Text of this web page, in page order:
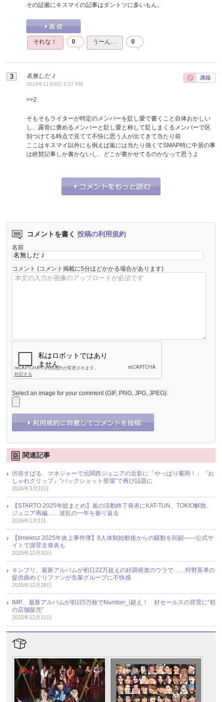
その証拠にキスマイの記事はダントツに多いもん。
それな！ 0 うーん… 0
名無しだＪ
2016年11月6日 5:37 PM
>>2
そもそもライターが特定のメンバーを貶し愛で書くこと自体おかしい
し、露骨に褒めるメンバーと貶し愛と称して貶しまくるメンバーで区
別つけてる時点で見てて不快に思う人が出てきて当たり前
ここはキスマイ以外にも例えば嵐には当たり強くてSMAP特に中居の事
は絶賛記事しか書かないし、どこが書かせてるのかなって思うよ
0 うーん… 0
コメントを書く 投稿の利用規約
名前
コメント (コメント掲載に5分ほどかかる場合があります)
Select an image for your comment (GIF, PNG, JPG, JPEG):
関連記事
渋谷すばる、マネジャーで元関西ジュニアの近影に「やっぱり菊岡！」『お
しゃれクリップ』“バックショット登場”で再び話題に
2026年3月22日
【STARTO 2025年総まとめ】嵐の活動終了発表にKAT-TUN、TOKIO解散、
ジュニア再編……波乱の一年を振り返る
2026年1月1日
【timelesz 2025年炎上事件簿】8人体制始動後からの騒動を回顧――公式サ
イトで謝罪文発表も
2025年12月31日
キンプリ、最新アルバムが初日22万超えの好調発進のウラで……狩野英孝の
提供曲めぐりファンが先輩グループに不快感
2025年12月28日
IMP.、最新アルバムが初日5万枚でNumber_i超え！ 好セールスの背景に“初
の店舗販売”
2025年12月21日